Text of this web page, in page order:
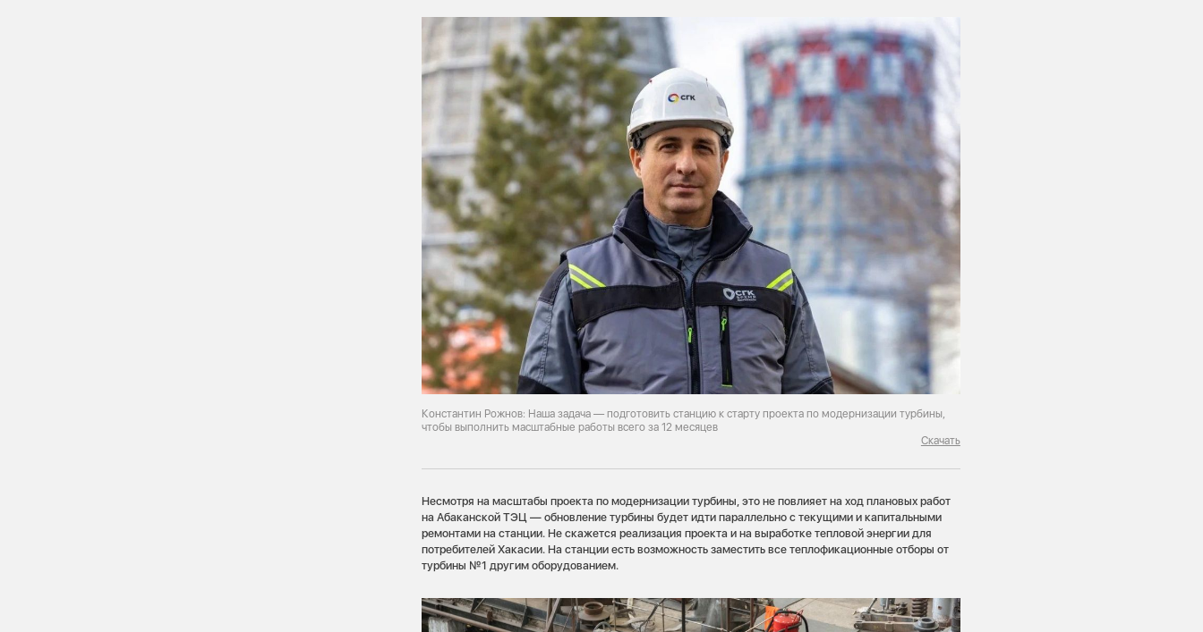
Константин Рожнов: Наша задача — подготовить станцию к старту проекта по модернизации турбины,
чтобы выполнить масштабные работы всего за 12 месяцев
Скачать
Несмотря на масштабы проекта по модернизации турбины, это не повлияет на ход плановых работ
на Абаканской ТЭЦ — обновление турбины будет идти параллельно с текущими и капитальными
ремонтами на станции. Не скажется реализация проекта и на выработке тепловой энергии для
потребителей Хакасии. На станции есть возможность заместить все теплофикационные отборы от
турбины №1 другим оборудованием.